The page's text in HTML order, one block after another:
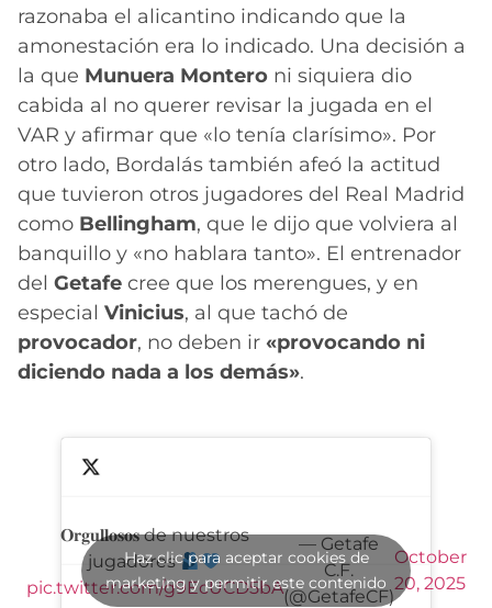
razonaba el alicantino indicando que la
amonestación era lo indicado. Una decisión a
la que Munuera Montero ni siquiera dio
cabida al no querer revisar la jugada en el
VAR y afirmar que «lo tenía clarísimo». Por
otro lado, Bordalás también afeó la actitud
que tuvieron otros jugadores del Real Madrid
como Bellingham, que le dijo que volviera al
banquillo y «no hablara tanto». El entrenador
del Getafe cree que los merengues, y en
especial Vinicius, al que tachó de
provocador, no deben ir «provocando ni
diciendo nada a los demás».
𝐎𝐫𝐠𝐮𝐥𝐥𝐨𝐬𝐨𝐬 de nuestros
jugadores
pic.twitter.com/g9EcUCD5bA
— Getafe
C.F.
(@GetafeCF)
October
20, 2025
Haz clic para aceptar cookies de
marketing y permitir este contenido